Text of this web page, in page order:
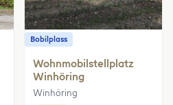
Bobilplass
Wohnmobilstellplatz
Winhöring
Winhöring